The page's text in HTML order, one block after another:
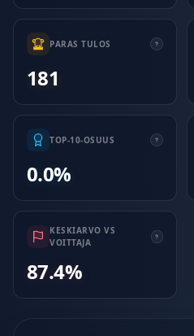
PARAS TULOS
181
TOP-10-OSUUS
0.0%
KESKIARVO VS
VOITTAJA
87.4%